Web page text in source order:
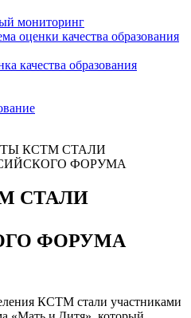
мониторинг
оценки качества образования
качества образования
КСТМ СТАЛИ
ФОРУМА
СТАЛИ
ФОРУМА
КСТМ стали участниками